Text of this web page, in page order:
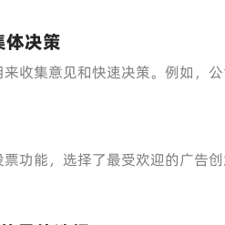
决策
收集意见和快速决策。例如，
功能，选择了最受欢迎的广告